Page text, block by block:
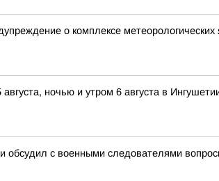
о комплексе метеорологических
августа, ночью и утром 6 августа в
обсудил с военными следователями